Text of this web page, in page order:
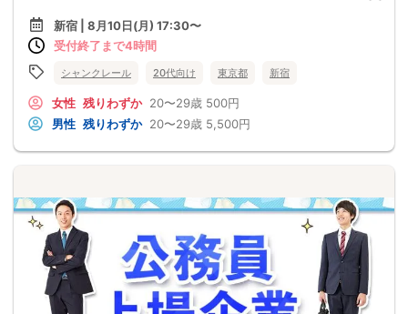
新宿 | 8月10日(月) 17:30〜
受付終了まで4時間
シャンクレール 20代向け 東京都 新宿
女性 残りわずか 20〜29歳 500円
男性 残りわずか 20〜29歳 5,500円